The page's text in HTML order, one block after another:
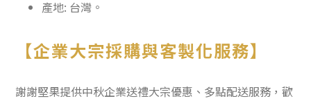
產地: 台灣。
【企業大宗採購與客製化服務】
謝謝堅果提供中秋企業送禮大宗優惠、多點配送服務，歡